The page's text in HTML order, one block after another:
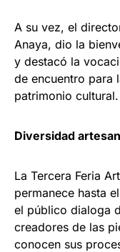
A su vez, el
Anaya, dio la
y destacó la
de encuentro para
patrimonio cultural.
Diversidad
La Tercera Feria
permanece hasta
el público dialoga
creadores de las
conocen sus